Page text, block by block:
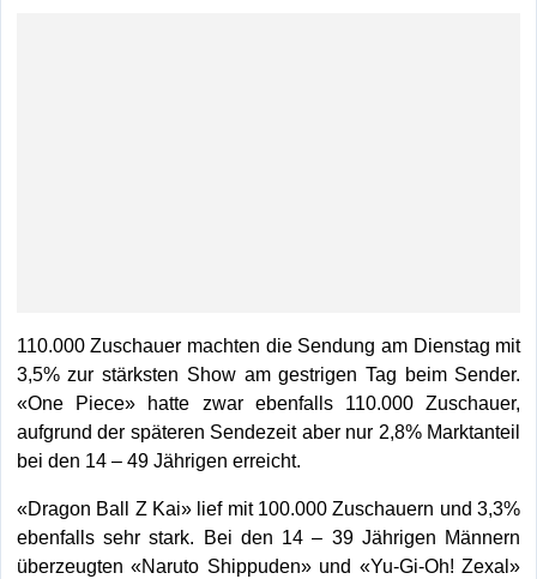
110.000 Zuschauer machten die Sendung am Dienstag mit
3,5% zur stärksten Show am gestrigen Tag beim Sender.
«One Piece» hatte zwar ebenfalls 110.000 Zuschauer,
aufgrund der späteren Sendezeit aber nur 2,8% Marktanteil
bei den 14 – 49 Jährigen erreicht.
«Dragon Ball Z Kai» lief mit 100.000 Zuschauern und 3,3%
ebenfalls sehr stark. Bei den 14 – 39 Jährigen Männern
überzeugten «Naruto Shippuden» und «Yu-Gi-Oh! Zexal»